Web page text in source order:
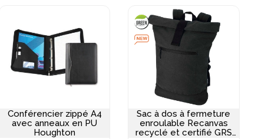
Conférencier zippé A4
avec anneaux en PU
Houghton
Sac à dos à fermeture
enroulable Recanvas
recyclé et certifié GRS